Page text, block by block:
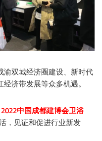
渝双城经济圈建设、新时代
济带发展等众多机遇。
中国成都建博会卫浴
，见证和促进行业新发